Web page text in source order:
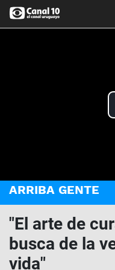
ARRIBA GENTE
"El arte de
busca de la
vida"